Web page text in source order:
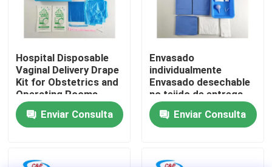
Recorrido por la fábrica
Contacta con nosotros
Noticias
Casos de trabajo
Hospital Disposable
Vaginal Delivery Drape
Kit for Obstetrics and
Operating Rooms
Enviar Consulta
Envasado
individualmente
Envasado desechable
no tejido de entrega
obstétrica de cortinas
para barrera estéril
Enviar Consulta